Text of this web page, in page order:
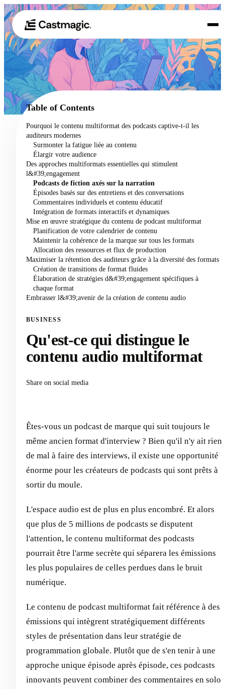
Produit
02 Cas d'utilisation
Tarification
À propos de nous
Table of Contents
Pourquoi le contenu multiformat des podcasts captive-t-il les
auditeurs modernes
Surmonter la fatigue liée au contenu
Élargir votre audience
Des approches multiformats essentielles qui stimulent
l&#39;engagement
Podcasts de fiction axés sur la narration
Épisodes basés sur des entretiens et des conversations
Commentaires individuels et contenu éducatif
Intégration de formats interactifs et dynamiques
Mise en œuvre stratégique du contenu de podcast multiformat
Planification de votre calendrier de contenu
Maintenir la cohérence de la marque sur tous les formats
Allocation des ressources et flux de production
Maximiser la rétention des auditeurs grâce à la diversité des formats
Création de transitions de format fluides
Élaboration de stratégies d&#39;engagement spécifiques à
chaque format
Embrasser l&#39;avenir de la création de contenu audio
BUSINESS
Qu'est-ce qui distingue le
contenu audio multiformat
Share on social media
Êtes-vous un podcast de marque qui suit toujours le
même ancien format d'interview ? Bien qu'il n'y ait rien
de mal à faire des interviews, il existe une opportunité
énorme pour les créateurs de podcasts qui sont prêts à
sortir du moule.
L'espace audio est de plus en plus encombré. Et alors
que plus de 5 millions de podcasts se disputent
l'attention, le contenu multiformat des podcasts
pourrait être l'arme secrète qui séparera les émissions
les plus populaires de celles perdues dans le bruit
numérique.
Le contenu de podcast multiformat fait référence à des
émissions qui intègrent stratégiquement différents
styles de présentation dans leur stratégie de
programmation globale. Plutôt que de s'en tenir à une
approche unique épisode après épisode, ces podcasts
innovants peuvent combiner des commentaires en solo